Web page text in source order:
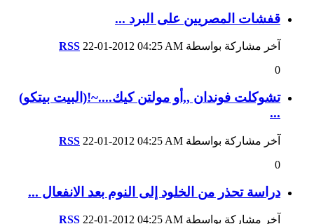
قفشات المصريين على البرد ...
آخر مشاركة بواسطة RSS 22-01-2012 04:25 AM
0
تشوكلت فوندان ,,أو مولتن كيك....~!‎(البيت بيتكو)
...
آخر مشاركة بواسطة RSS 22-01-2012 04:25 AM
0
دراسة تحذر من الخلود إلى النوم بعد الانفعال ...
آخر مشاركة بواسطة RSS 22-01-2012 04:25 AM